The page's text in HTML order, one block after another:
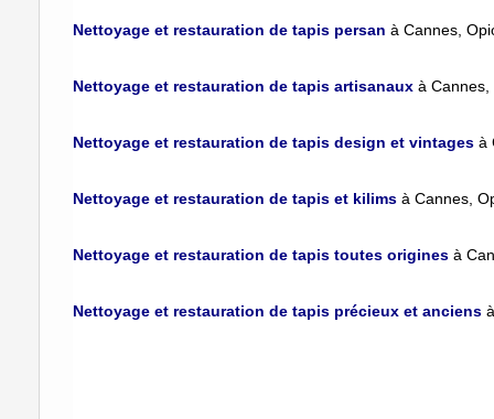
Nettoyage et restauration de tapis persan à Cannes,
Nettoyage et restauration de tapis artisanaux à Cannes,
Nettoyage et restauration de tapis design et vintages à
Nettoyage et restauration de tapis et kilims à Cannes,
Nettoyage et restauration de tapis toutes origines à
Nettoyage et restauration de tapis précieux et anciens